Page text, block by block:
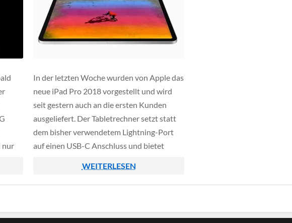
nur
In der letzten Woche wurden von Apple das
neue iPad Pro 2018 vorgestellt und wird
seit gestern auch an die ersten Kunden
ausgeliefert. Der Tabletrechner setzt statt
dem bisher verwendetem Lightning-Port
auf einen USB-C Anschluss und bietet
professionelle Anwender.
WEITERLESEN